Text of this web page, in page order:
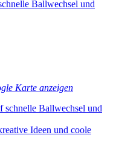
Ballwechsel und
Karte anzeigen
schnelle Ballwechsel und
Ideen und coole